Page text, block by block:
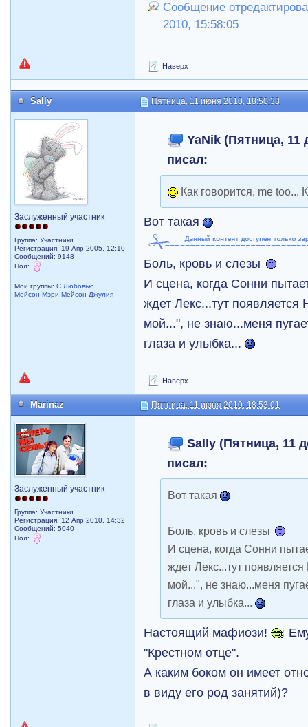
Сообщение
2010, 15:58:05
Наверх
Sally Пятница, 11 июня 2010, 18:50:38
Заслуженный участник
Группа: Участники
Регистрация: 19 Апр 2005, 12:10
Сообщений: 9148
Пол:
Мои группы:С Любовью...
Мейсон-Мэри,Мейсон-Джулия
YaNik (Пятница, 11
писал:
Как говорится, me too...
Вот такая
Боль, кровь и слезы
И сцена, когда Сонни
ждет Лекс...тут появляется
мой...", не знаю...меня
глаза и улыбка...
Наверх
Marinaz Пятница, 11 июня 2010, 18:53:01
Заслуженный участник
Группа: Участники
Регистрация: 12 Апр 2010, 14:32
Сообщений: 5040
Пол:
Sally (Пятница, 11
писал:
Вот такая
Боль, кровь и слезы
И сцена, когда Сонни
ждет Лекс...тут
мой...", не знаю...меня
глаза и улыбка...
Настоящий мафиози!
"Крестном отце".
А каким боком он имеет
в виду его род занятий)?